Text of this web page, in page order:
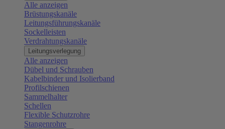
Alle anzeigen
Brüstungskanäle
Leitungsführungskanäle
Sockelleisten
Verdrahtungskanäle
Leitungsverlegung
Alle anzeigen
Dübel und Schrauben
Kabelbinder und Isolierband
Profilschienen
Sammelhalter
Schellen
Flexible Schutzrohre
Stangenrohre